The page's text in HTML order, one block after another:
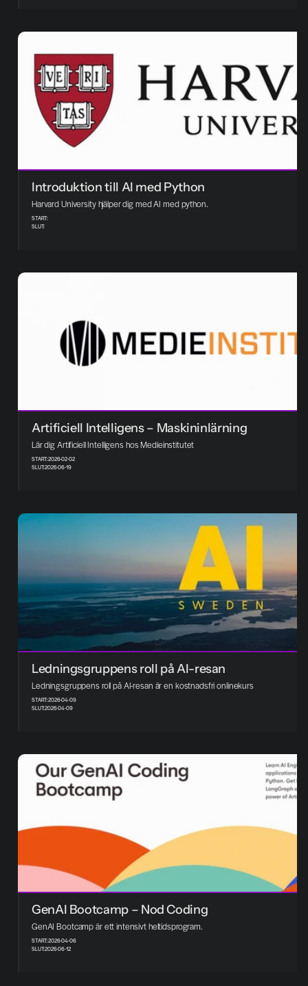
Introduktion till AI med Python
START:
SLUT:
Artificiell Intelligens – Maskininlärning
Lär dig Artificiell Intelligens hos Medieinstitutet
START:2026-02-02
SLUT:2026-06-19
Ledningsgruppens roll på AI-resan
Ledningsgruppens roll på AI-resan är en kostnadsfri onlinekurs
START:2026-04-09
SLUT:2026-04-09
GenAI Bootcamp – Nod Coding
GenAI Bootcamp är ett intensivt heltidsprogram.
START:2026-04-06
SLUT:2026-06-12